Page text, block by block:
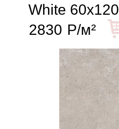
White 60x120
2830 Р/м²